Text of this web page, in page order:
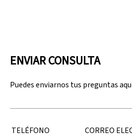
ENVIAR CONSULTA
Puedes enviarnos tus preguntas
TELÉFONO
CORREO